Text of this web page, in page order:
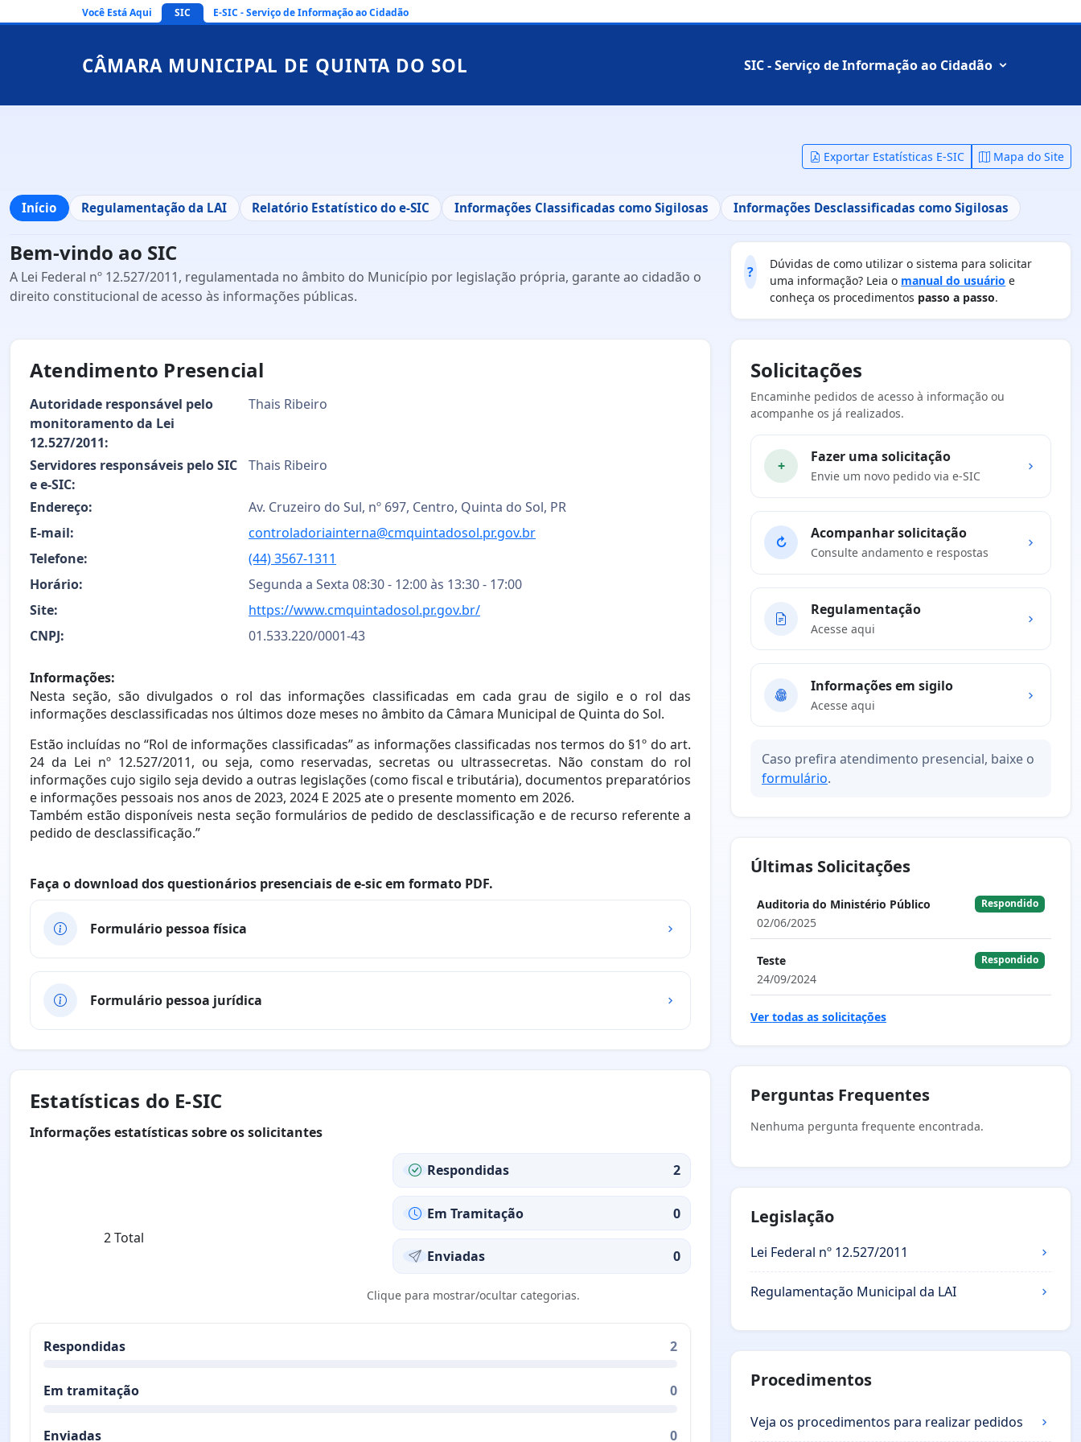
Você Está Aqui SIC E-SIC - Serviço de Informação ao Cidadão
CÂMARA MUNICIPAL DE QUINTA DO SOL SIC - Serviço de Informação ao Cidadão
Exportar Estatísticas E-SIC Mapa do Site
Início Regulamentação da LAI Relatório Estatístico do e-SIC Informações Classificadas como Sigilosas Informações Desclassificadas como Sigilosas
Bem-vindo ao SIC
A Lei Federal nº 12.527/2011, regulamentada no âmbito do Município por legislação própria, garante ao cidadão o
direito constitucional de acesso às informações públicas.
?
Dúvidas de como utilizar o sistema para solicitar
uma informação? Leia o manual do usuário e
conheça os procedimentos passo a passo.
Atendimento Presencial
Autoridade responsável pelo
monitoramento da Lei
12.527/2011:
Thais Ribeiro
Servidores responsáveis pelo SIC
e e-SIC:
Thais Ribeiro
Endereço:
Av. Cruzeiro do Sul, nº 697, Centro, Quinta do Sol, PR
E-mail:
controladoriainterna@cmquintadosol.pr.gov.br
Telefone:
(44) 3567-1311
Horário:
Segunda a Sexta 08:30 - 12:00 às 13:30 - 17:00
Site:
https://www.cmquintadosol.pr.gov.br/
CNPJ:
01.533.220/0001-43
Informações:
Nesta seção, são divulgados o rol das informações classificadas em cada grau de sigilo e o rol das
informações desclassificadas nos últimos doze meses no âmbito da Câmara Municipal de Quinta do Sol.
Estão incluídas no “Rol de informações classificadas” as informações classificadas nos termos do §1º do art.
24 da Lei nº 12.527/2011, ou seja, como reservadas, secretas ou ultrassecretas. Não constam do rol
informações cujo sigilo seja devido a outras legislações (como fiscal e tributária), documentos preparatórios
e informações pessoais nos anos de 2023, 2024 E 2025 ate o presente momento em 2026.
Também estão disponíveis nesta seção formulários de pedido de desclassificação e de recurso referente a
pedido de desclassificação.”
Faça o download dos questionários presenciais de e-sic em formato PDF.
Formulário pessoa física
Formulário pessoa jurídica
Estatísticas do E-SIC
Informações estatísticas sobre os solicitantes
2 Total
Respondidas 2
Em Tramitação 0
Enviadas 0
Clique para mostrar/ocultar categorias.
Respondidas 2
Em tramitação 0
Enviadas 0
Solicitações
Encaminhe pedidos de acesso à informação ou
acompanhe os já realizados.
+
Fazer uma solicitação
Envie um novo pedido via e-SIC
↻
Acompanhar solicitação
Consulte andamento e respostas
Regulamentação
Acesse aqui
Informações em sigilo
Acesse aqui
Caso prefira atendimento presencial, baixe o
formulário.
Últimas Solicitações
Auditoria do Ministério Público
02/06/2025
Respondido
Teste
24/09/2024
Respondido
Ver todas as solicitações
Perguntas Frequentes
Nenhuma pergunta frequente encontrada.
Legislação
Lei Federal nº 12.527/2011
Regulamentação Municipal da LAI
Procedimentos
Veja os procedimentos para realizar pedidos